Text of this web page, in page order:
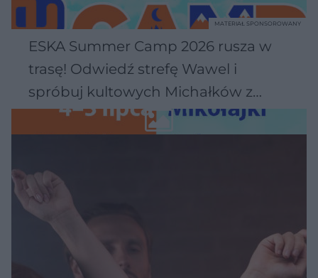
ESKA Summer Camp 2026 rusza w
trasę! Odwiedź strefę Wawel i
spróbuj kultowych Michałków z
Wawelu
MATERIAŁ SPONSOROWANY